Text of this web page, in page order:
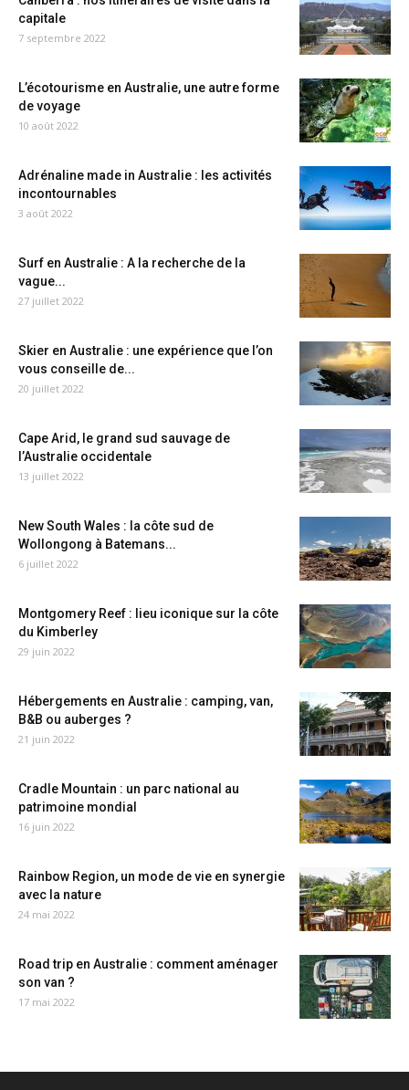
capitale
7 septembre 2022
L’écotourisme en Australie, une autre forme
de voyage
10 août 2022
Adrénaline made in Australie : les activités
incontournables
3 août 2022
Surf en Australie : A la recherche de la
vague...
27 juillet 2022
Skier en Australie : une expérience que l’on
vous conseille de...
20 juillet 2022
Cape Arid, le grand sud sauvage de
l’Australie occidentale
13 juillet 2022
New South Wales : la côte sud de
Wollongong à Batemans...
6 juillet 2022
Montgomery Reef : lieu iconique sur la côte
du Kimberley
29 juin 2022
Hébergements en Australie : camping, van,
B&B ou auberges ?
21 juin 2022
Cradle Mountain : un parc national au
patrimoine mondial
16 juin 2022
Rainbow Region, un mode de vie en synergie
avec la nature
24 mai 2022
Road trip en Australie : comment aménager
son van ?
17 mai 2022